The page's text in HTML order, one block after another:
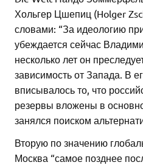
Хольгер Цшепиц (Holger
словами: “За идеологию
убеждается сейчас
несколько лет он
зависимость от Запада. В
вписывалось то, что
резервы вложены в
занялся поиском
Вторую по значению
Москва “самое позднее